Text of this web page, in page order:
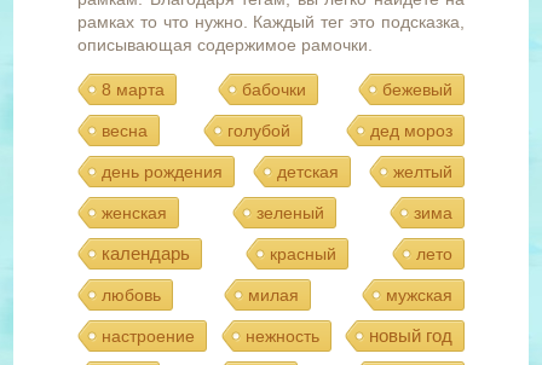
рамках то что нужно. Каждый тег это подсказка,
описывающая содержимое рамочки.
8 марта бабочки бежевый
весна голубой дед мороз
день рождения детская желтый
женская зеленый зима
календарь красный лето
любовь милая мужская
настроение нежность новый год